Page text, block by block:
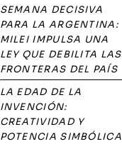
SEMANA DECISIVA
PARA LA ARGENTINA:
MILEI IMPULSA UNA
LEY QUE DEBILITA LAS
FRONTERAS DEL PAÍS
LA EDAD DE LA
INVENCIÓN:
CREATIVIDAD Y
POTENCIA SIMBÓLICA